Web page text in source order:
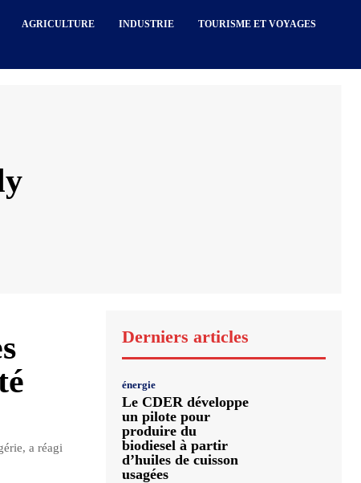
AGRICULTURE INDUSTRIE TOURISME ET VOYAGES
a réagi
Derniers articles
énergie
Le CDER développe
un pilote pour
produire du
biodiesel à partir
d’huiles de cuisson
usagées